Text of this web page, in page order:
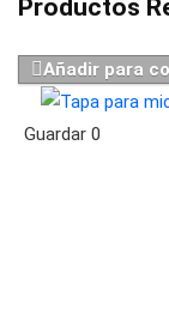
Productos
Añadir para
Guardar 0